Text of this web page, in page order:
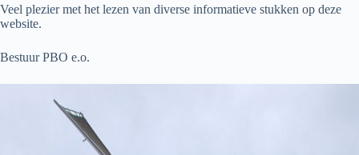
Veel plezier met het lezen van diverse informatieve stukken op deze
website.
Bestuur PBO e.o.